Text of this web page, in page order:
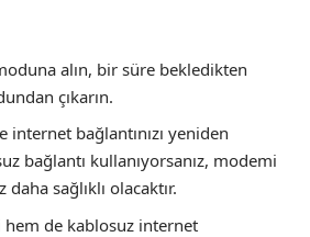
alın, bir süre bekledikten
çıkarın.
internet bağlantınızı yeniden
bağlantı kullanıyorsanız, modemi
daha sağlıklı olacaktır.
de kablosuz internet